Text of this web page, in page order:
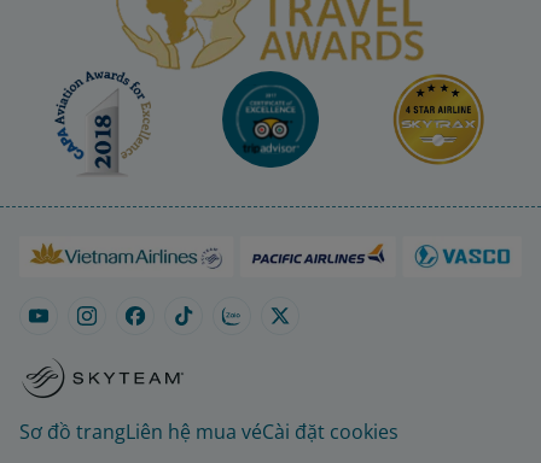
Sơ đồ trangLiên hệ mua véCài đặt cookies